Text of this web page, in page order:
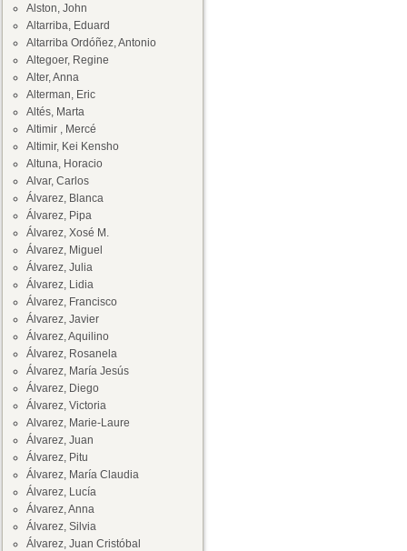
Alston, John
Altarriba, Eduard
Altarriba Ordóñez, Antonio
Altegoer, Regine
Alter, Anna
Alterman, Eric
Altés, Marta
Altimir , Mercé
Altimir, Kei Kensho
Altuna, Horacio
Alvar, Carlos
Álvarez, Blanca
Álvarez, Pipa
Álvarez, Xosé M.
Álvarez, Miguel
Álvarez, Julia
Álvarez, Lidia
Álvarez, Francisco
Álvarez, Javier
Álvarez, Aquilino
Álvarez, Rosanela
Álvarez, María Jesús
Álvarez, Diego
Álvarez, Victoria
Alvarez, Marie-Laure
Álvarez, Juan
Álvarez, Pitu
Álvarez, María Claudia
Álvarez, Lucía
Álvarez, Anna
Álvarez, Silvia
Álvarez, Juan Cristóbal